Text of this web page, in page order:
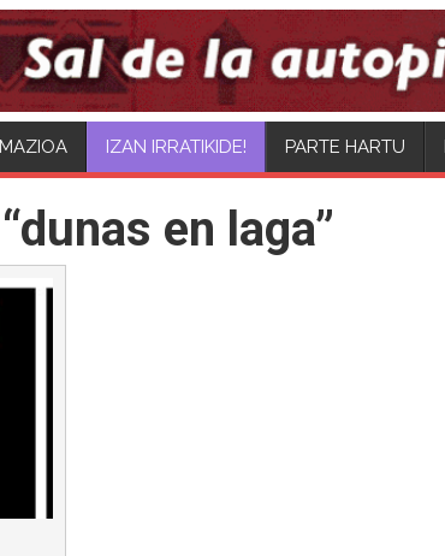
IZAN IRRATIKIDE! PARTE HARTU
en laga”